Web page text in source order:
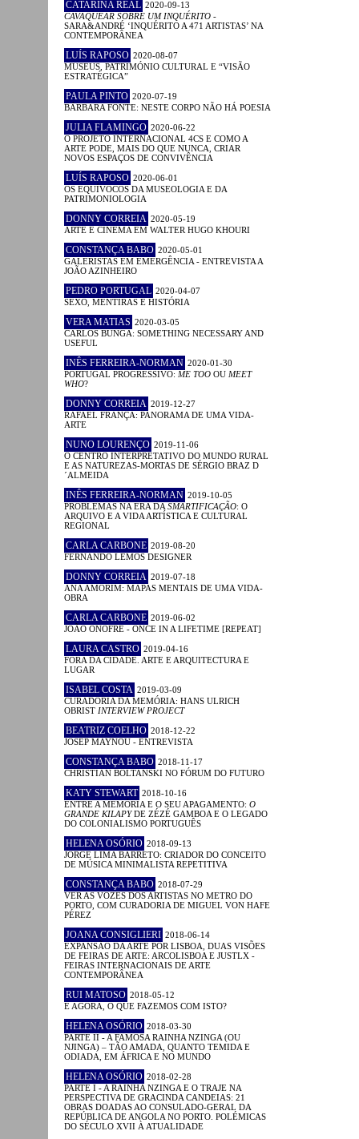
CATARINA REAL 2020-09-13
CAVAQUEAR SOBRE UM INQUÉRITO -
SARA&ANDRÉ ‘INQUÉRITO A 471 ARTISTAS’ NA
CONTEMPORÂNEA
LUÍS RAPOSO 2020-08-07
MUSEUS, PATRIMÓNIO CULTURAL E “VISÃO
ESTRATÉGICA”
PAULA PINTO 2020-07-19
BÁRBARA FONTE: NESTE CORPO NÃO HÁ POESIA
JULIA FLAMINGO 2020-06-22
O PROJETO INTERNACIONAL 4CS E COMO A
ARTE PODE, MAIS DO QUE NUNCA, CRIAR
NOVOS ESPAÇOS DE CONVIVÊNCIA
LUÍS RAPOSO 2020-06-01
OS EQUÍVOCOS DA MUSEOLOGIA E DA
PATRIMONIOLOGIA
DONNY CORREIA 2020-05-19
ARTE E CINEMA EM WALTER HUGO KHOURI
CONSTANÇA BABO 2020-05-01
GALERISTAS EM EMERGÊNCIA - ENTREVISTA A
JOÃO AZINHEIRO
PEDRO PORTUGAL 2020-04-07
SEXO, MENTIRAS E HISTÓRIA
VERA MATIAS 2020-03-05
CARLOS BUNGA: SOMETHING NECESSARY AND
USEFUL
INÊS FERREIRA-NORMAN 2020-01-30
PORTUGAL PROGRESSIVO: ME TOO OU MEET
WHO?
DONNY CORREIA 2019-12-27
RAFAEL FRANÇA: PANORAMA DE UMA VIDA-
ARTE
NUNO LOURENÇO 2019-11-06
O CENTRO INTERPRETATIVO DO MUNDO RURAL
E AS NATUREZAS-MORTAS DE SÉRGIO BRAZ D
´ALMEIDA
INÊS FERREIRA-NORMAN 2019-10-05
PROBLEMAS NA ERA DA SMARTIFICAÇÃO: O
ARQUIVO E A VIDA ARTÍSTICA E CULTURAL
REGIONAL
CARLA CARBONE 2019-08-20
FERNANDO LEMOS DESIGNER
DONNY CORREIA 2019-07-18
ANA AMORIM: MAPAS MENTAIS DE UMA VIDA-
OBRA
CARLA CARBONE 2019-06-02
JOÃO ONOFRE - ONCE IN A LIFETIME [REPEAT]
LAURA CASTRO 2019-04-16
FORA DA CIDADE. ARTE E ARQUITECTURA E
LUGAR
ISABEL COSTA 2019-03-09
CURADORIA DA MEMÓRIA: HANS ULRICH
OBRIST INTERVIEW PROJECT
BEATRIZ COELHO 2018-12-22
JOSEP MAYNOU - ENTREVISTA
CONSTANÇA BABO 2018-11-17
CHRISTIAN BOLTANSKI NO FÓRUM DO FUTURO
KATY STEWART 2018-10-16
ENTRE A MEMÓRIA E O SEU APAGAMENTO: O
GRANDE KILAPYDE ZÉZÉ GAMBOA E O LEGADO
DO COLONIALISMO PORTUGUÊS
HELENA OSÓRIO 2018-09-13
JORGE LIMA BARRETO: CRIADOR DO CONCEITO
DE MÚSICA MINIMALISTA REPETITIVA
CONSTANÇA BABO 2018-07-29
VER AS VOZES DOS ARTISTAS NO METRO DO
PORTO, COM CURADORIA DE MIGUEL VON HAFE
PÉREZ
JOANA CONSIGLIERI 2018-06-14
EXPANSÃO DA ARTE POR LISBOA, DUAS VISÕES
DE FEIRAS DE ARTE: ARCOLISBOA E JUSTLX -
FEIRAS INTERNACIONAIS DE ARTE
CONTEMPORÂNEA
RUI MATOSO 2018-05-12
E AGORA, O QUE FAZEMOS COM ISTO?
HELENA OSÓRIO 2018-03-30
PARTE II - A FAMOSA RAINHA NZINGA (OU
NJINGA) – TÃO AMADA, QUANTO TEMIDA E
ODIADA, EM ÁFRICA E NO MUNDO
HELENA OSÓRIO 2018-02-28
PARTE I - A RAINHA NZINGA E O TRAJE NA
PERSPECTIVA DE GRACINDA CANDEIAS: 21
OBRAS DOADAS AO CONSULADO-GERAL DA
REPÚBLICA DE ANGOLA NO PORTO. POLÉMICAS
DO SÉCULO XVII À ATUALIDADE